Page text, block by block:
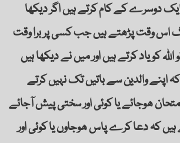
دوسرے کے کام کرتے ہیں اگر دیکھا
اس وقت پڑھتے ہیں جب کسی پر برا وقت
کو یاد کرتے ہیں اور میں نے دیکھا ہیں
اپنے والدین سے باتیں تک نہیں کرتے
ھوجائے یا کوئی اور سختی پیش آجائے
ہیں کہ دعا کرے پاس ھوجاوں یا کوئی اور